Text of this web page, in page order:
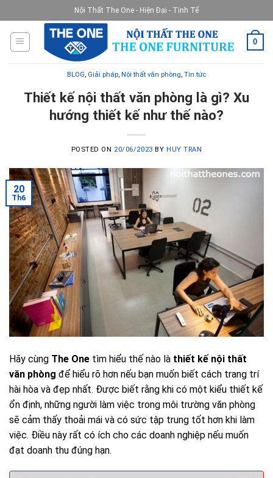
to
content
Nội Thất The One - Hiện Đại - Tinh Tế
0
BLOG, Giải pháp, Nội thất văn phòng, Tin tức
Thiết kế nội thất văn phòng là gì? Xu
hướng thiết kế như thế nào?
POSTED ON 20/06/2023 BY HUY TRAN
20
Th6
Hãy cùng The One tìm hiểu thế nào là thiết kế nội thất
văn phòng để hiểu rõ hơn nếu bạn muốn biết cách trang trí
hài hòa và đẹp nhất. Được biết rằng khi có một kiểu thiết kế
ổn định, những người làm việc trong môi trường văn phòng
sẽ cảm thấy thoải mái và có sức tập trung tốt hơn khi làm
việc. Điều này rất có ích cho các doanh nghiệp nếu muốn
đạt doanh thu đúng hạn.